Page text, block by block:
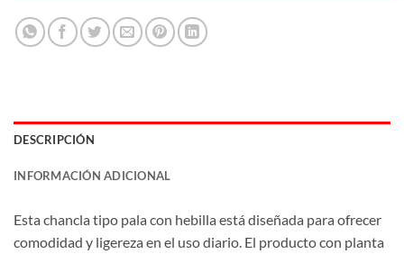
DESCRIPCIÓN
INFORMACIÓN ADICIONAL
Esta chancla tipo pala con hebilla está diseñada para ofrecer
comodidad y ligereza en el uso diario. El producto con planta